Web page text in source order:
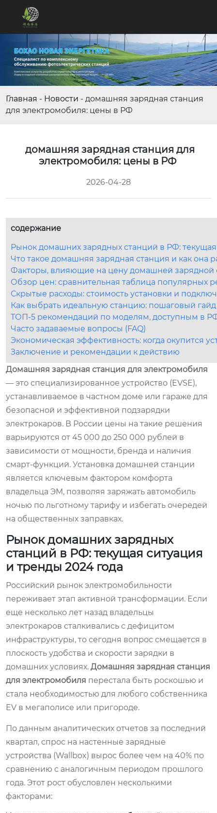
Главная - Новости - домашняя зарядная станция
для электромобиля: цены в РФ
домашняя зарядная станция для
электромобиля: цены в РФ
2026-04-28
содержание
Рынок домашних зарядных станций в РФ:
Что такое домашняя зарядная станция и как она
Факторы, влияющие на цену домашней зарядной
Обзор цен: сравнительная таблица популярных
Скрытые расходы: стоимость установки и
Как выбрать идеальную станцию: пошаговый гайд
ТОП-5 рекомендаций по моделям, доступным в
Часто задаваемые вопросы (FAQ)
Экономическая эффективность: когда окупится
Заключение и рекомендации к действию
Домашняя зарядная станция для электромобиля
— это специализированное устройство (EVSE),
устанавливаемое в частном доме или гараже для
безопасной и эффективной подзарядки
электрокаров. В России цены на такие решения
варьируются от 45 000 до 250 000 рублей в
зависимости от мощности, бренда и наличия
смарт-функций. Установка домашней станции
является ключевым фактором комфорта
владельца ЭМ, позволяя заряжать автомобиль
ночью по льготному тарифу и избегать очередей
на общественных заправках.
Рынок домашних зарядных
станций в РФ: текущая ситуация
и тренды 2024 года
Российский рынок электромобильности
переживает этап активной трансформации. Если
еще несколько лет назад владельцы
электрокаров сталкивались с дефицитом
инфраструктуры, то сегодня вопрос смещается в
плоскость удобства и скорости зарядки в
домашних условиях. Домашняя зарядная станция
для электромобиля перестала быть роскошью и
стала необходимостью для любого собственника
EV в мегаполисе или пригороде.
По данным аналитических отчетов за последний
квартал, спрос на настенные зарядные
устройства (Wallbox) вырос более чем на 40% по
сравнению с аналогичным периодом прошлого
года. Этот рост обусловлен несколькими
факторами: